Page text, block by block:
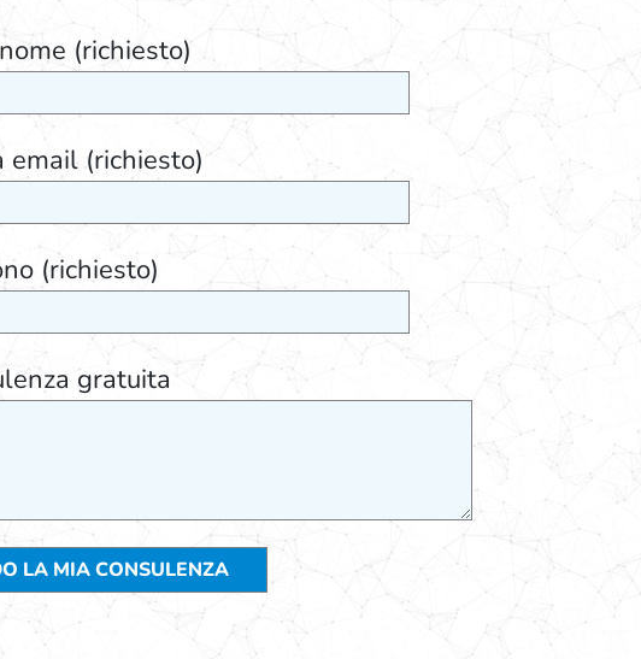
(richiesto)
email (richiesto)
(richiesto)
gratuita